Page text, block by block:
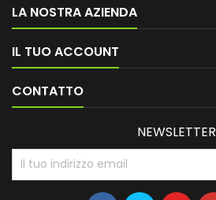
LA NOSTRA AZIENDA
IL TUO ACCOUNT
CONTATTO
NEWSLETTER